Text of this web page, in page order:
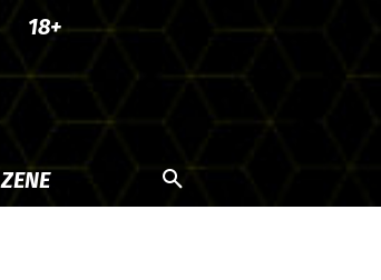
18+
ZENE